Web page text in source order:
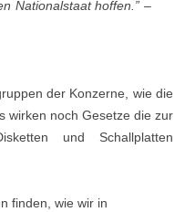
Nationalstaat hoffen.” –
der Konzerne, wie die
wirken noch Gesetze die zur
und Schallplatten
finden, wie wir in